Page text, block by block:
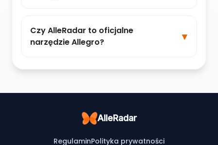
Czy AlleRadar to oficjalne
narzędzie Allegro?
AlleRadar
RegulaminPolityka prywatności